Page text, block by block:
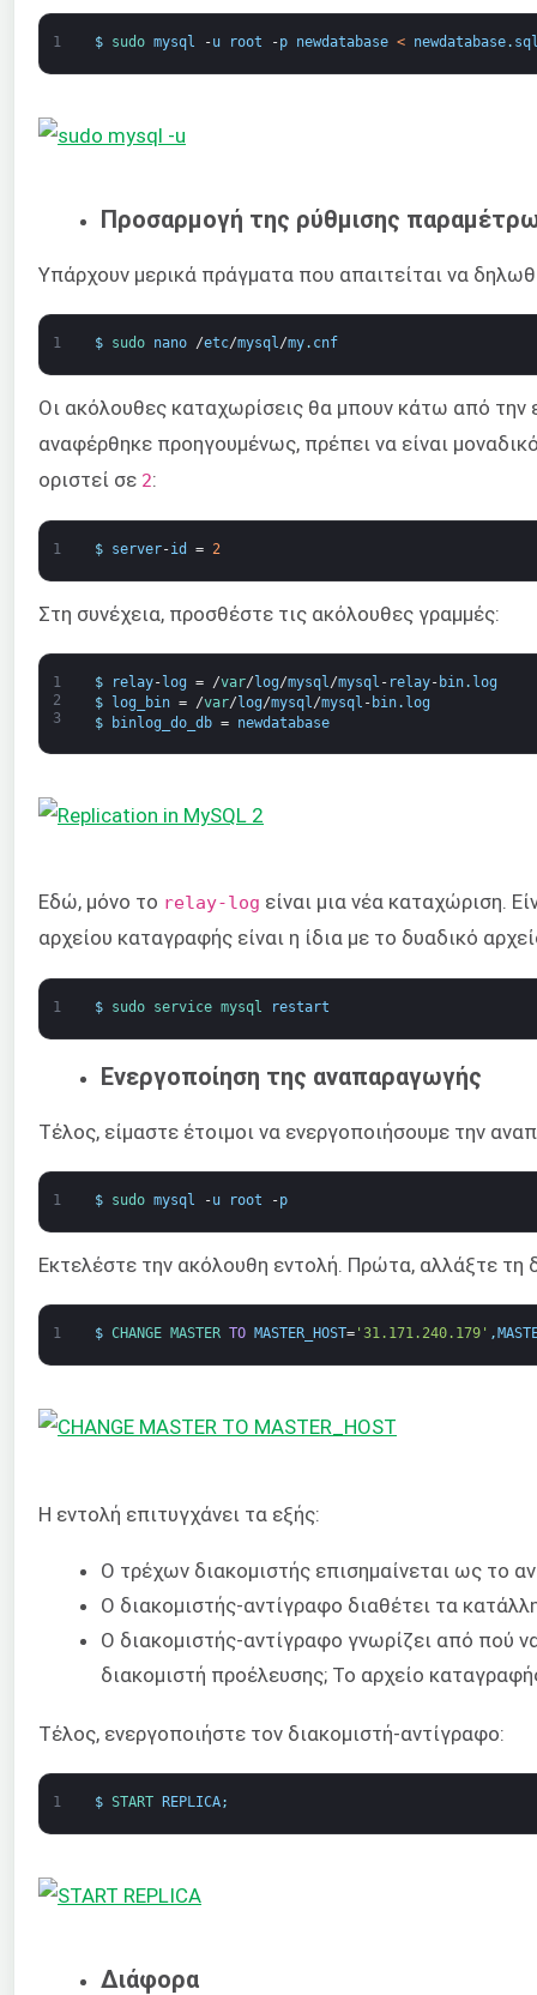
1 $ sudo mysql -u root -p newdatabase < newdatabase.
Προσαρμογή της ρύθμισης
Υπάρχουν μερικά πράγματα που απαιτείται να
1 $ sudo nano /etc/mysql/my. cnf
Οι ακόλουθες καταχωρίσεις θα μπουν κάτω από την
αναφέρθηκε προηγουμένως, πρέπει να είναι
οριστεί σε 2:
1 $ server-id = 2
Στη συνέχεια, προσθέστε τις ακόλουθες γραμμές:
1
2
3
$ relay- log = /var/ log/mysql/mysql - relay- bin. log
$
log_bin = /var/log/mysql /mysql - bin. log
$
binlog_do_db = newdatabase
Εδώ, μόνο το relay-log είναι μια νέα καταχώριση.
αρχείου καταγραφής είναι η ίδια με το δυαδικό
1 $ sudo service mysql restart
Ενεργοποίηση της αναπαραγωγής
Τέλος, είμαστε έτοιμοι να ενεργοποιήσουμε την
1 $ sudo mysql -u root -p
Εκτελέστε την ακόλουθη εντολή. Πρώτα, αλλάξτε τη
1 $ CHANGE MASTER TO MASTER_HOST='31.171.240.179' ,
Η εντολή επιτυγχάνει τα εξής:
Ο τρέχων διακομιστής επισημαίνεται ως το
Ο διακομιστής-αντίγραφο διαθέτει τα
Ο διακομιστής-αντίγραφο γνωρίζει από πού
διακομιστή προέλευσης; Το αρχείο
Τέλος, ενεργοποιήστε τον διακομιστή-αντίγραφο:
1 $ START REPLICA;
Διάφορα